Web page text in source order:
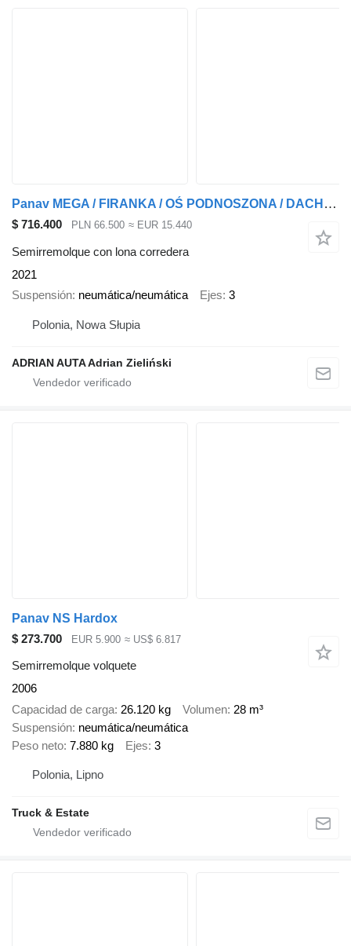
Panav MEGA / FIRANKA / OŚ PODNOSZONA / DACH PODNOSZONY / W OCYNKU / ID
$ 716.400 PLN 66.500 ≈ EUR 15.440
Semirremolque con lona corredera
2021
Suspensión neumática/neumática Ejes 3
Polonia, Nowa Słupia
ADRIAN AUTA Adrian Zieliński
Panav NS Hardox
$ 273.700
EUR 5.900 ≈ US$ 6.817
Semirremolque volquete
2006
Capacidad de carga 26.120 kg Volumen 28 m³
Suspensión neumática/neumática
Peso neto 7.880 kg Ejes 3
Polonia, Lipno
Truck & Estate